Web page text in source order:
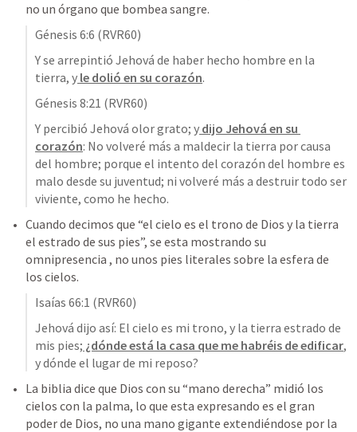
no un órgano que bombea sangre.
Génesis 6:6 (RVR60)
Y se arrepintió Jehová de haber hecho hombre en la
tierra, y le dolió en su corazón.
Génesis 8:21 (RVR60)
Y percibió Jehová olor grato; y dijo Jehová en su
corazón: No volveré más a maldecir la tierra por causa
del hombre; porque el intento del corazón del hombre es
malo desde su juventud; ni volveré más a destruir todo ser
viviente, como he hecho.
Cuando decimos que “el cielo es el trono de Dios y la tierra
el estrado de sus pies”, se esta mostrando su
omnipresencia , no unos pies literales sobre la esfera de
los cielos.
Isaías 66:1 (RVR60)
Jehová dijo así: El cielo es mi trono, y la tierra estrado de
mis pies; ¿dónde está la casa que me habréis de edificar,
y dónde el lugar de mi reposo?
La biblia dice que Dios con su “mano derecha” midió los
cielos con la palma, lo que esta expresando es el gran
poder de Dios, no una mano gigante extendiéndose por la